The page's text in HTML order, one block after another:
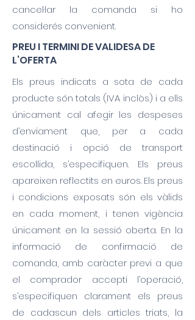
cancel·lar la comanda si ho
considerés convenient.
PREU I TERMINI DE VALIDESA DE
L’OFERTA
Els preus indicats a sota de cada
producte són totals (IVA inclòs) i a ells
únicament cal afegir les despeses
d’enviament que, per a cada
destinació i opció de transport
escollida, s’especifiquen. Els preus
apareixen reflectits en euros. Els preus
i condicions exposats són els vàlids
en cada moment, i tenen vigència
únicament en la sessió oberta. En la
informació de confirmació de
comanda, amb caràcter previ a que
el comprador accepti l’operació,
s’especifiquen clarament els preus
de cadascun dels articles triats, la